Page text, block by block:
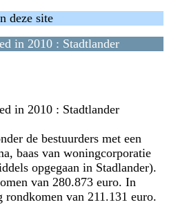
deze site
in 2010 : Stadtlander
in 2010 : Stadtlander
de bestuurders met een
baas van woningcorporatie
opgegaan in Stadlander).
van 280.873 euro. In
rondkomen van 211.131 euro.